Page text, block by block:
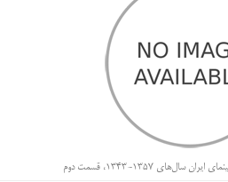
1357-1343، قسمت دوم